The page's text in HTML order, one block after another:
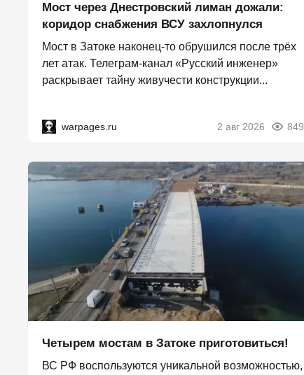
Мост через Днестровский лиман дожали:
коридор снабжения ВСУ захлопнулся
Мост в Затоке наконец-то обрушился после трёх
лет атак. Телеграм-канал «Русский инженер»
раскрывает тайну живучести конструкции...
warpages.ru 2 авг 2026 849
Четырем мостам в Затоке приготовиться!
ВС РФ воспользуются уникальной возможностью,